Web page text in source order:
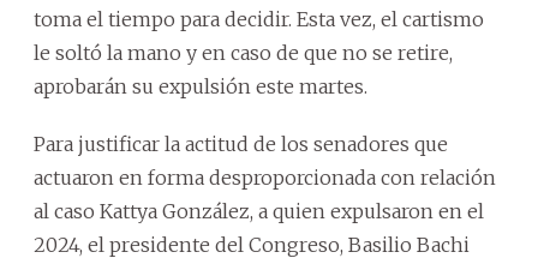
toma el tiempo para decidir. Esta vez, el cartismo
le soltó la mano y en caso de que no se retire,
aprobarán su expulsión este martes.
Para justificar la actitud de los senadores que
actuaron en forma desproporcionada con relación
al caso Kattya González, a quien expulsaron en el
2024, el presidente del Congreso, Basilio Bachi